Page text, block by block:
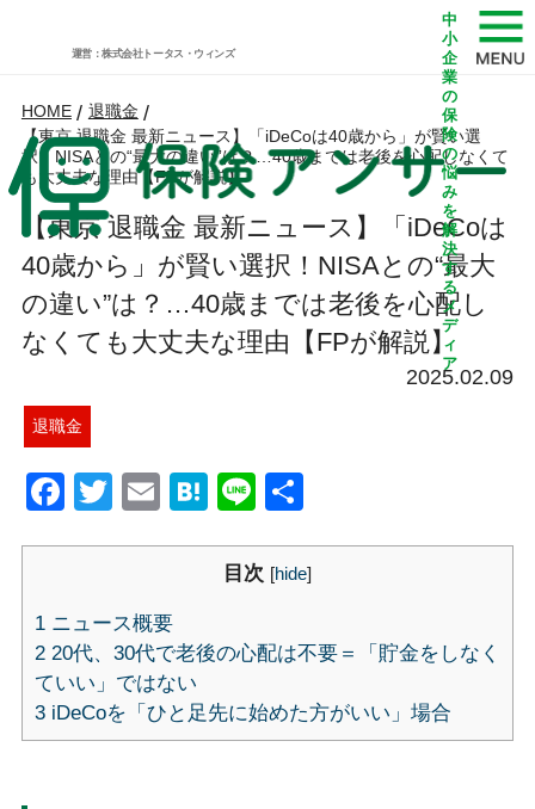
運営：株式会社トータス・ウィンズ
中
小
企
業
の
保
険
の
悩
み
を
解
決
す
る
メ
デ
ィ
ア
HOME / 退職金 /
【東京 退職金 最新ニュース】「iDeCoは40歳から」が賢い選
択！NISAとの“最大の違い”は？…40歳までは老後を心配しなくて
も大丈夫な理由【FPが解説】
【東京 退職金 最新ニュース】「iDeCoは
40歳から」が賢い選択！NISAとの“最大
の違い”は？…40歳までは老後を心配し
なくても大丈夫な理由【FPが解説】
2025.02.09
退職金
Facebook
Twitter
EmailHatena
Line共
目次 [hide]
1ニュース概要
220代、30代で老後の心配は不要＝「貯金をしなく
ていい」ではない
3iDeCoを「ひと足先に始めた方がいい」場合